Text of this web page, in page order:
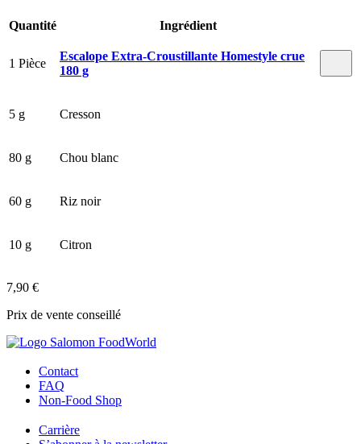
Quantité Ingrédient
1 Pièce
Escalope Extra-Croustillante Homestyle crue
180 g
5 g Cresson
80 g Chou blanc
60 g Riz noir
10 g Citron
7,90 €
Prix de vente conseillé
Contact
FAQ
Non-Food Shop
Carrière